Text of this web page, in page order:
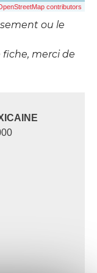
contributors
ou le
merci de